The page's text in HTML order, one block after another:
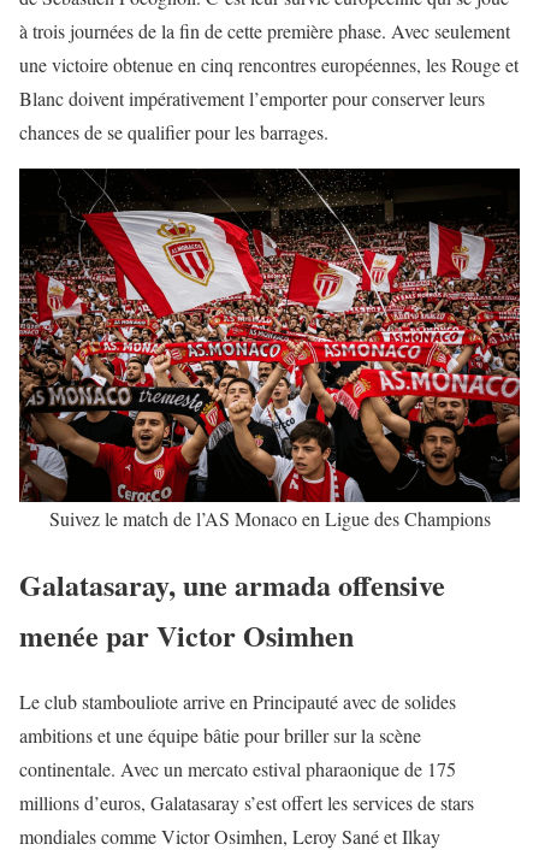
à trois journées de la fin de cette première phase. Avec seulement
une victoire obtenue en cinq rencontres européennes, les Rouge et
Blanc doivent impérativement l’emporter pour conserver leurs
chances de se qualifier pour les barrages.
Suivez le match de l’AS Monaco en Ligue des Champions
Galatasaray, une armada offensive
menée par Victor Osimhen
Le club stambouliote arrive en Principauté avec de solides
ambitions et une équipe bâtie pour briller sur la scène
continentale. Avec un mercato estival pharaonique de 175
millions d’euros, Galatasaray s’est offert les services de stars
mondiales comme Victor Osimhen, Leroy Sané et Ilkay